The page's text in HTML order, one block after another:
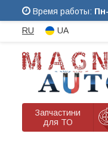
Время работы:
RU UA
Запчастини
для ТО